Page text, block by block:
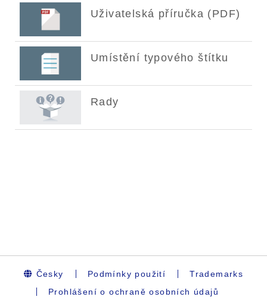
Česky Podmínky použití
Trademarks
Prohlášení o ochraně osobních údajů